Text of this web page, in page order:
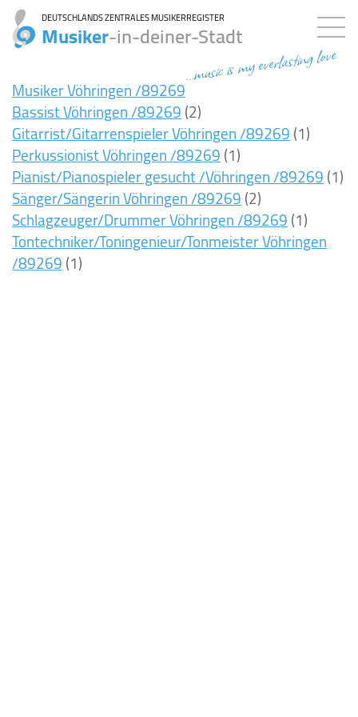
DEUTSCHLANDS ZENTRALES MUSIKERREGISTER
Musiker-in-deiner-Stadt
...music is my everlasting love
Musiker Vöhringen /89269
Bassist Vöhringen /89269(2)
Gitarrist/Gitarrenspieler Vöhringen /89269(1)
Perkussionist Vöhringen /89269(1)
Pianist/Pianospieler gesucht /Vöhringen /89269(1)
Sänger/Sängerin Vöhringen /89269(2)
Schlagzeuger/Drummer Vöhringen /89269(1)
Tontechniker/Toningenieur/Tonmeister Vöhringen
/89269(1)